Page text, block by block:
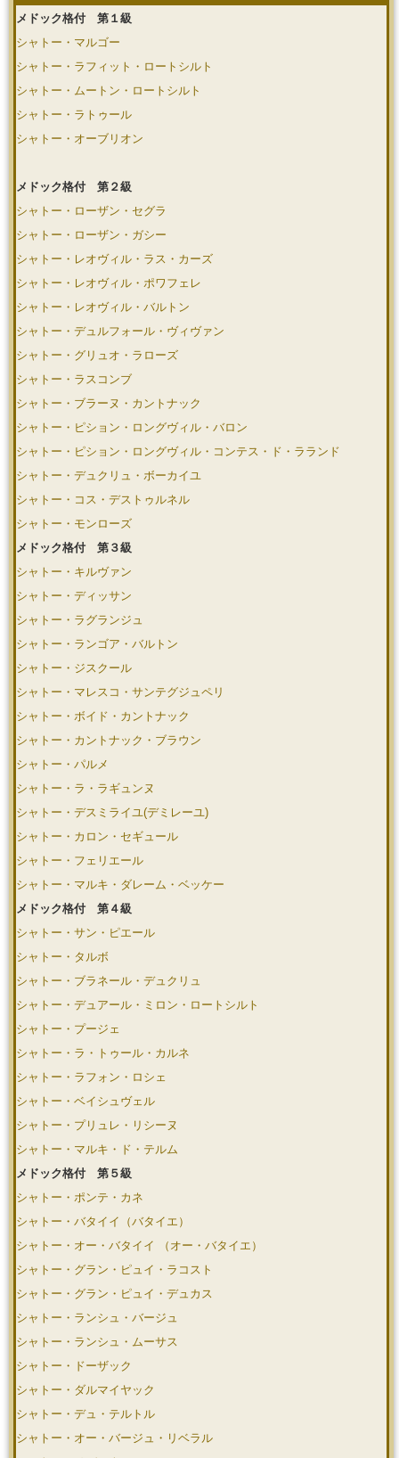
メドック格付 第１級
シャトー・マルゴー
シャトー・ラフィット・ロートシルト
シャトー・ムートン・ロートシルト
シャトー・ラトゥール
シャトー・オーブリオン
メドック格付 第２級
シャトー・ローザン・セグラ
シャトー・ローザン・ガシー
シャトー・レオヴィル・ラス・カーズ
シャトー・レオヴィル・ポワフェレ
シャトー・レオヴィル・バルトン
シャトー・デュルフォール・ヴィヴァン
シャトー・グリュオ・ラローズ
シャトー・ラスコンブ
シャトー・ブラーヌ・カントナック
シャトー・ピション・ロングヴィル・バロン
シャトー・ピション・ロングヴィル・コンテス・ド・ラランド
シャトー・デュクリュ・ボーカイユ
シャトー・コス・デストゥルネル
シャトー・モンローズ
メドック格付 第３級
シャトー・キルヴァン
シャトー・ディッサン
シャトー・ラグランジュ
シャトー・ランゴア・バルトン
シャトー・ジスクール
シャトー・マレスコ・サンテグジュペリ
シャトー・ボイド・カントナック
シャトー・カントナック・ブラウン
シャトー・パルメ
シャトー・ラ・ラギュンヌ
シャトー・デスミライユ(デミレーユ)
シャトー・カロン・セギュール
シャトー・フェリエール
シャトー・マルキ・ダレーム・ベッケー
メドック格付 第４級
シャトー・サン・ピエール
シャトー・タルボ
シャトー・ブラネール・デュクリュ
シャトー・デュアール・ミロン・ロートシルト
シャトー・プージェ
シャトー・ラ・トゥール・カルネ
シャトー・ラフォン・ロシェ
シャトー・ベイシュヴェル
シャトー・プリュレ・リシーヌ
シャトー・マルキ・ド・テルム
メドック格付 第５級
シャトー・ポンテ・カネ
シャトー・バタイイ（バタイエ）
シャトー・オー・バタイイ （オー・バタイエ）
シャトー・グラン・ピュイ・ラコスト
シャトー・グラン・ピュイ・デュカス
シャトー・ランシュ・バージュ
シャトー・ランシュ・ムーサス
シャトー・ドーザック
シャトー・ダルマイヤック
シャトー・デュ・テルトル
シャトー・オー・バージュ・リベラル